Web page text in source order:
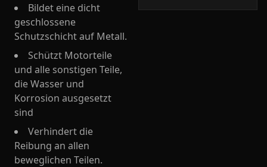
Bildet eine dicht
geschlossene
Schutzschicht auf Metall.
Schützt Motorteile
und alle sonstigen Teile,
die Wasser und
Korrosion ausgesetzt
sind
Verhindert die
Reibung an allen
beweglichen Teilen.